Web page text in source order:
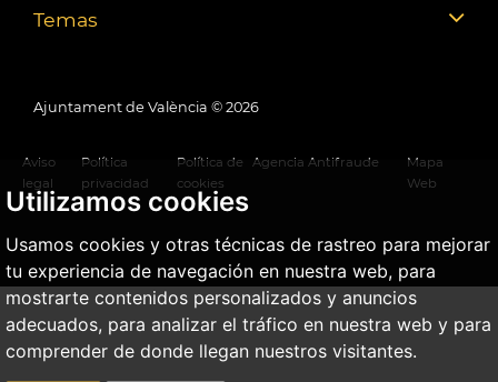
Utilizamos cookies
Usamos cookies y otras técnicas de rastreo para mejorar
tu experiencia de navegación en nuestra web, para
mostrarte contenidos personalizados y anuncios
adecuados, para analizar el tráfico en nuestra web y para
comprender de donde llegan nuestros visitantes.
Temas
Ajuntament de València © 2026
Aviso
legal
Política
privacidad
Política de
cookies
Agencia Antifraude
Mapa
Web